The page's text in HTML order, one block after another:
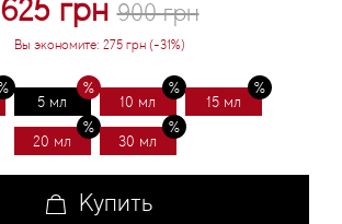
625 грн900 грн
Вы экономите: 275 грн (-31%)
5 мл 10 мл 15 мл
20 мл 30 мл
Купить